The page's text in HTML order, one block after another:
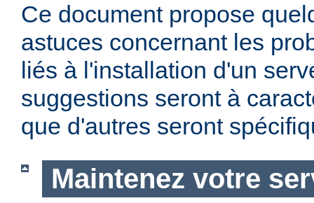
Ce document propose
astuces concernant les
liés à l'installation d'un
suggestions seront à
que d'autres seront
Maintenez votre